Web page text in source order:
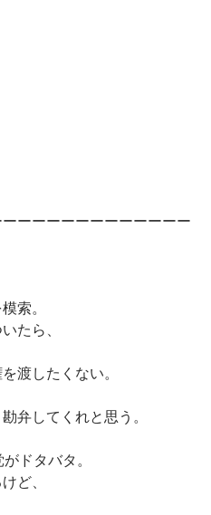
ーーーーーーーーーーーー
索。
たら、
渡したくない。
弁してくれと思う。
ドタバタ。
ど、